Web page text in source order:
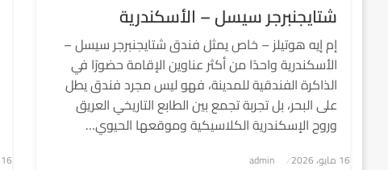
شتايجنبرجر سيسل – الأسكندرية
إم إيه هوتيلز – خاص يمثل فندق شتايجنبرجر سيسل –
الأسكندرية واحدًا من أكثر عناوين الإقامة حضورًا في
الذاكرة الفندقية للمدينة، فهو ليس مجرد فندق يطل
على البحر، بل تجربة تجمع بين الطابع التاريخي العريق
وروح الإسكندرية الكلاسيكية وموقعها الحيوي…
نُشر
16 مايو، 2026 admin
نُشر
16 مايو، 2026